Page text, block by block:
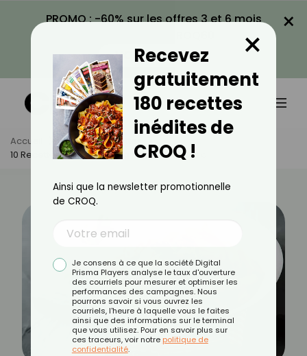
PROMO : -60% sur les offres 3 et 6 mois
VOIR LA PROMO
×
Accueil Actus
Recettes
10 Recettes Légères Et Originales Au Chorizo
Recevez
gratuitement
180 recettes
inédites de
CROQ !
×
Ainsi que la newsletter promotionnelle
de CROQ.
Je consens à ce que la société Digital
Prisma Players analyse le taux d'ouverture
des courriels pour mesurer et optimiser les
performances des campagnes. Nous
pourrons savoir si vous ouvrez les
courriels, l'heure à laquelle vous le faites
ainsi que des informations sur le terminal
que vous utilisez. Pour en savoir plus sur
ces traceurs, voir notre politique de
confidentialité.